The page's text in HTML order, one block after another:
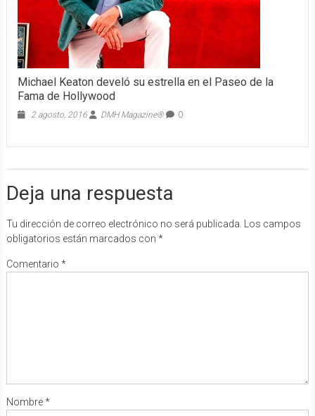
Michael Keaton develó su estrella en el Paseo de la
Fama de Hollywood
2 agosto, 2016 DMH Magazine® 0
Deja una respuesta
Tu dirección de correo electrónico no será publicada.
Los campos
obligatorios están marcados con *
Comentario *
Nombre*